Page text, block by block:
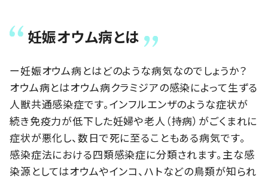
妊娠オウム病とは
ー妊娠オウム病とはどのような病気なのでしょうか？
オウム病とはオウム病クラミジアの感染によって生ずる
人獣共通感染症です。インフルエンザのような症状が
続き免疫力が低下した妊婦や老人（持病）がごくまれに
症状が悪化し、数日で死に至ることもある病気です。
感染症法における四類感染症に分類されます。主な感
染源としてはオウムやインコ、ハトなどの鳥類が知られ